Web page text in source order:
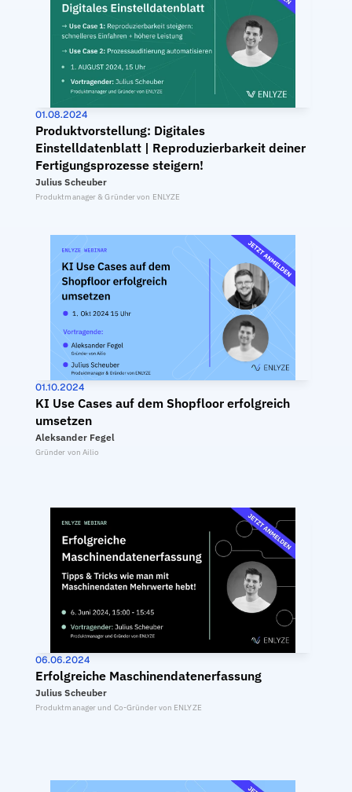
01.08.2024
Produktvorstellung: Digitales
Einstelldatenblatt | Reproduzierbarkeit deiner
Fertigungsprozesse steigern!
Julius Scheuber
Produktmanager & Gründer von ENLYZE
01.10.2024
KI Use Cases auf dem Shopfloor erfolgreich
umsetzen
Aleksander Fegel
Gründer von Ailio
06.06.2024
Erfolgreiche Maschinendatenerfassung
Julius Scheuber
Produktmanager und Co-Gründer von ENLYZE